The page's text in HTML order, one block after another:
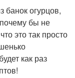
банок огурцов,
бы не
это так просто
как раз